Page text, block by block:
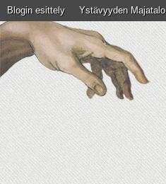
Blogin esittely Ystävyyden Majatalo